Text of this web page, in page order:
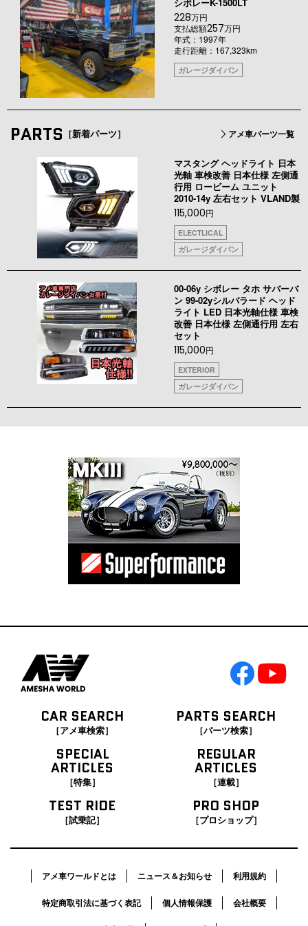
シボレーK-1500LT
228万円
支払総額257万円
年式：1997年
走行距離：167,323km
ガレージダイバン
PARTS ［新着パーツ］ アメ車パーツ一覧
マスタング ヘッドライト 日本
光軸 車検改善 日本仕様 左側通
行用 ロービーム ユニット
2010-14y 左右セット VLAND製
115,000円
ELECTLICAL
ガレージダイバン
00-06y シボレー タホ サバーバ
ン 99-02yシルバラード ヘッド
ライト LED 日本光軸仕様 車検
改善 日本仕様 左側通行用 左右
セット
115,000円
EXTERIOR
ガレージダイバン
CAR SEARCH
［アメ車検索］
PARTS SEARCH
［パーツ検索］
SPECIAL
ARTICLES
［特集］
REGULAR
ARTICLES
［連載］
TEST RIDE
［試乗記］
PRO SHOP
［プロショップ］
アメ車ワールドとは ニュース＆お知らせ 利用規約
特定商取引法に基づく表記 個人情報保護 会社概要